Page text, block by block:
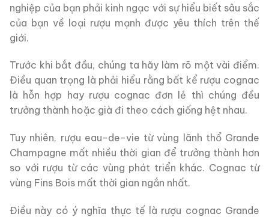
nghiệp của bạn phải kinh ngạc với sự hiểu biết sâu sắc
của bạn về loại rượu mạnh được yêu thích trên thế
giới.
Trước khi bắt đầu, chúng ta hãy làm rõ một vài điểm.
Điều quan trọng là phải hiểu rằng bất kể rượu cognac
là hỗn hợp hay rượu cognac đơn lẻ thì chúng đều
trưởng thành hoặc già đi theo cách giống hệt nhau.
Tuy nhiên, rượu eau-de-vie từ vùng lãnh thổ Grande
Champagne mất nhiều thời gian để trưởng thành hơn
so với rượu từ các vùng phát triển khác. Cognac từ
vùng Fins Bois mất thời gian ngắn nhất.
Điều này có ý nghĩa thực tế là rượu cognac Grande